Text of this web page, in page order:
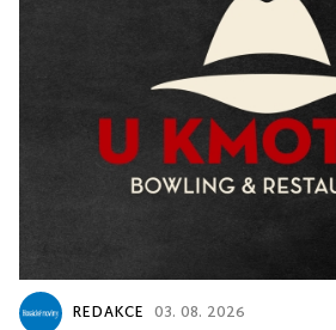
REDAKCE 03. 08. 2026